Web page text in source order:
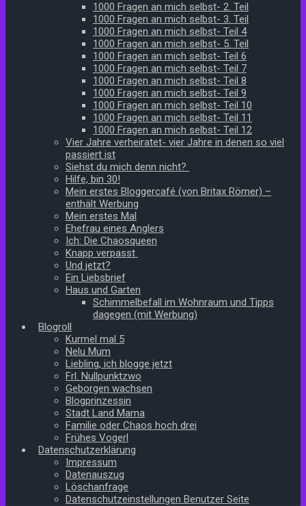
1000 Fragen an mich selbst- 2. Teil
1000 Fragen an mich selbst- 3. Teil
1000 Fragen an mich selbst- Teil 4
1000 Fragen an mich selbst- 5. Teil
1000 Fragen an mich selbst- Teil 6
1000 Fragen an mich selbst- Teil 7
1000 Fragen an mich selbst- Teil 8
1000 Fragen an mich selbst- Teil 9
1000 Fragen an mich selbst- Teil 10
1000 Fragen an mich selbst- Teil 11
1000 Fragen an mich selbst- Teil 12
Vier Jahre verheiratet- vier Jahre in denen so viel
passiert ist
Siehst du mich denn nicht?
Hilfe, bin 30!
Mein erstes Bloggercafé (von Britax Römer) –
enthält Werbung
Mein erstes Mal
Ehefrau eines Anglers
Ich: Die Chaosqueen
Knapp verpasst
Und jetzt?
Ein Liebsbrief
Haus und Garten
Schimmelbefall im Wohnraum und Tipps
dagegen (mit Werbung)
Blogroll
Kurmel mal 5
Nelu Mum
Liebling, ich blogge jetzt
Frl. Nullpunktzwo
Geborgen wachsen
Blogprinzessin
Stadt Land Mama
Familie oder Chaos hoch drei
Frühes Vogerl
Datenschutzerklärung
Impressum
Datenauszug
Löschanfrage
Datenschutzeinstellungen Benutzer Seite